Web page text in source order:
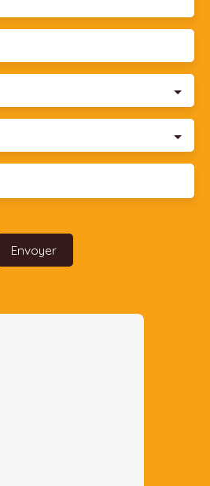
Envoyer